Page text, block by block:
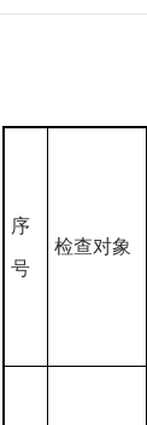
序
号
检查对象